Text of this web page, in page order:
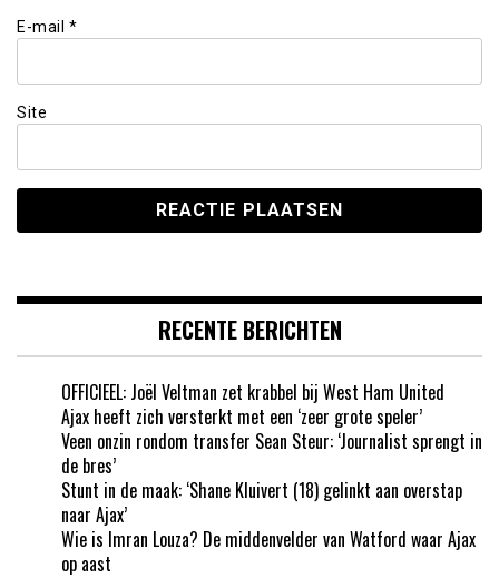
E-mail *
Site
RECENTE BERICHTEN
OFFICIEEL: Joël Veltman zet krabbel bij West Ham United
Ajax heeft zich versterkt met een ‘zeer grote speler’
Veen onzin rondom transfer Sean Steur: ‘Journalist sprengt in
de bres’
Stunt in de maak: ‘Shane Kluivert (18) gelinkt aan overstap
naar Ajax’
Wie is Imran Louza? De middenvelder van Watford waar Ajax
op aast